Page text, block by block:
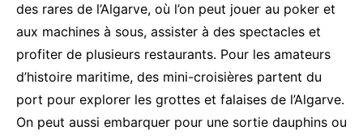
des rares de l’Algarve, où l’on peut jouer au poker et
aux machines à sous, assister à des spectacles et
profiter de plusieurs restaurants. Pour les amateurs
d’histoire maritime, des mini-croisières partent du
port pour explorer les grottes et falaises de l’Algarve.
On peut aussi embarquer pour une sortie dauphins ou